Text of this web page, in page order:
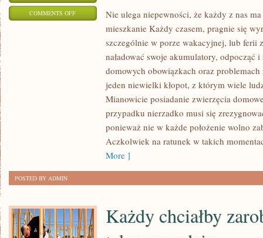
COMMENTS OFFON
SKORZYSTAĆ
MORZEM
JEST
Nie ulega niepewności, że każdy z nas
mieszkanie Każdy czasem, pragnie się
szczególnie w porze wakacyjnej, lub ferii
naładować swoje akumulatory, odpocząć
domowych obowiązkach oraz
jeden niewielki kłopot, z którym wiele
Mianowicie posiadanie zwierzęcia
przypadku nierzadko musi się
ponieważ nie w każde położenie wolno
Aczkolwiek na ratunek w takich
More ]
POSTED BY ADMIN
Każdy chciałby